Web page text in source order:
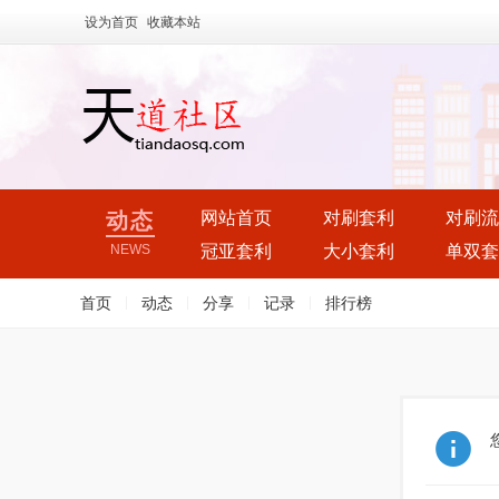
设为首页 收藏本站
动态
NEWS
网站首页 对刷套利
对刷
冠亚套利
大小套利 单双
首页 动态 分享 记录 排行榜